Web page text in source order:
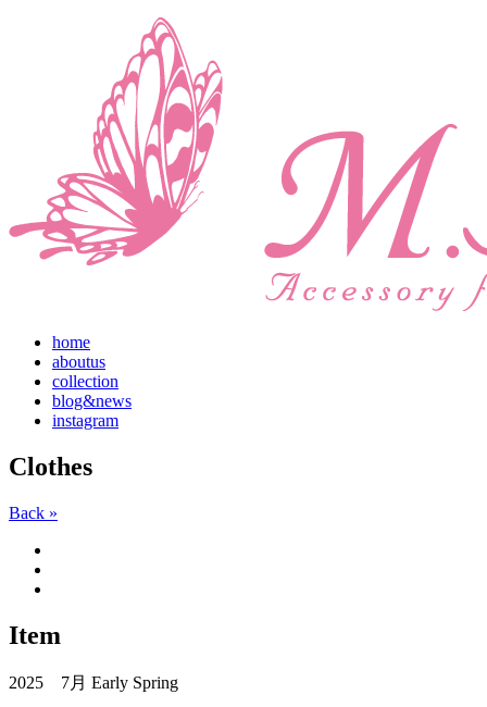
home
aboutus
collection
blog&news
instagram
Clothes
Back »
Item
2025 7月 Early Spring